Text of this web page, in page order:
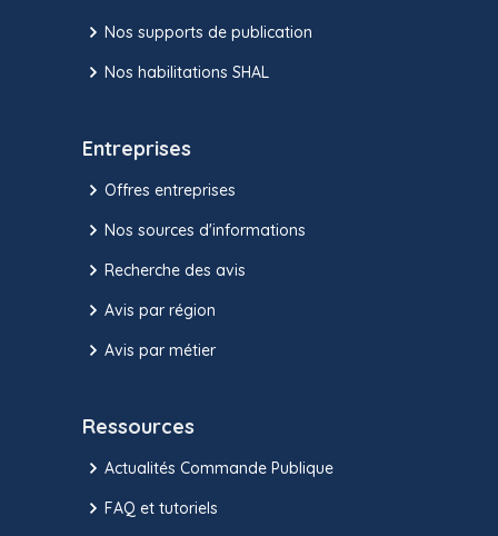
Nos supports de publication
Nos habilitations SHAL
Entreprises
Offres entreprises
Nos sources d'informations
Recherche des avis
Avis par région
Avis par métier
Ressources
Actualités Commande Publique
FAQ et tutoriels